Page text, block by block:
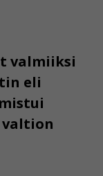
valmiiksi
eli
valtion